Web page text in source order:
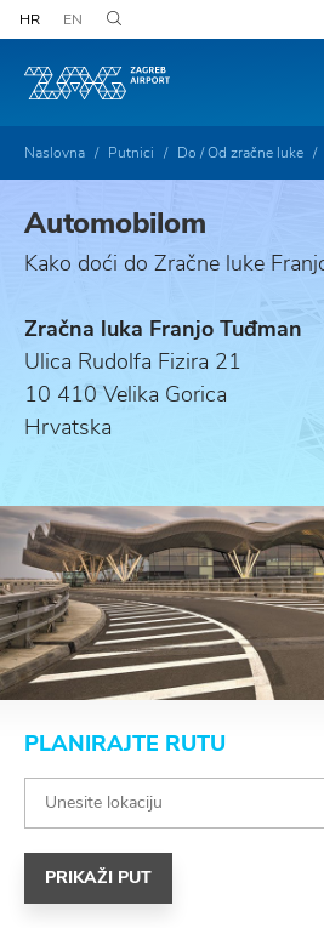
HR EN
Naslovna Putnici Do / Od zračne luke
Automobilom
Kako doći do Zračne luke
Zračna luka Franjo Tuđman
Ulica Rudolfa Fizira 21
10 410 Velika Gorica
Hrvatska
PLANIRAJTE RUTU
PRIKAŽI PUT